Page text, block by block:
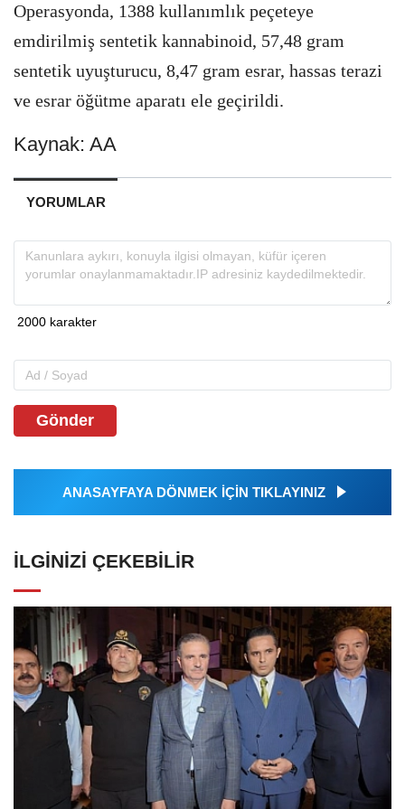
Operasyonda, 1388 kullanımlık peçeteye
emdirilmiş sentetik kannabinoid, 57,48 gram
sentetik uyuşturucu, 8,47 gram esrar, hassas terazi
ve esrar öğütme aparatı ele geçirildi.
Kaynak: AA
YORUMLAR
Gönder
ANASAYFAYA DÖNMEK İÇİN TIKLAYINIZ
İLGINIZI ÇEKEBILIR